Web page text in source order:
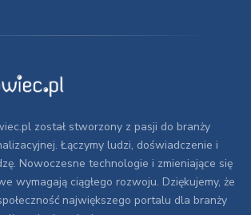
został stworzony z pasji do branży
Łączymy ludzi, doświadczenie i
Nowoczesne technologie i zmieniające się
wymagają ciągłego rozwoju. Dziękujemy, że
największego portalu dla branży